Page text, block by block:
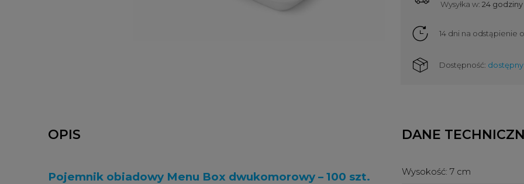
kosztów płatności
Wysyłka w: 24 godziny
14 dni na odstąpienie
Dostępność: dostępny
OPIS
Pojemnik obiadowy Menu Box dwukomorowy – 100 szt.
DANE
Wysokość: 7 cm